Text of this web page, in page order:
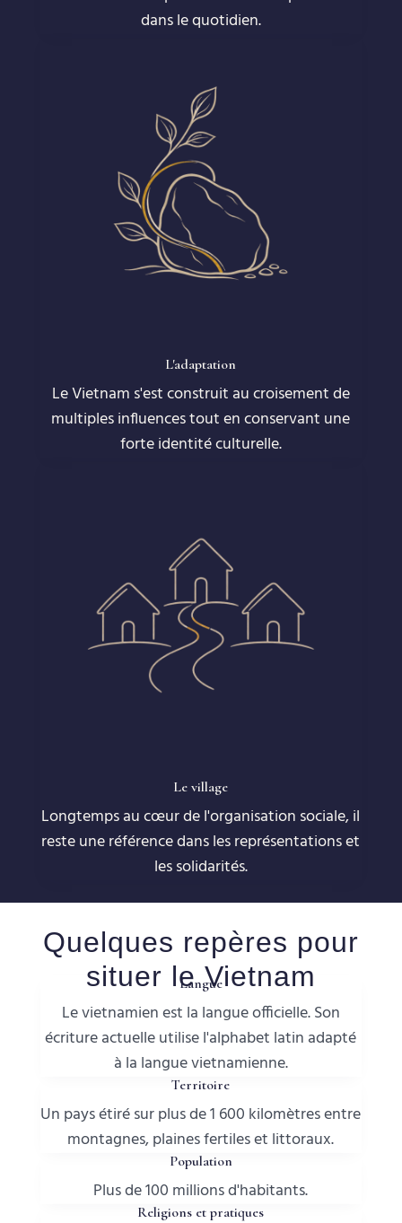
dans le quotidien.
L'adaptation
Le Vietnam s'est construit au croisement de
multiples influences tout en conservant une
forte identité culturelle.
Le village
Longtemps au cœur de l'organisation sociale, il
reste une référence dans les représentations et
les solidarités.
Quelques repères pour
situer le Vietnam
Langue
Le vietnamien est la langue officielle. Son
écriture actuelle utilise l'alphabet latin adapté
à la langue vietnamienne.
Territoire
Un pays étiré sur plus de 1 600 kilomètres entre
montagnes, plaines fertiles et littoraux.
Population
Plus de 100 millions d'habitants.
Religions et pratiques